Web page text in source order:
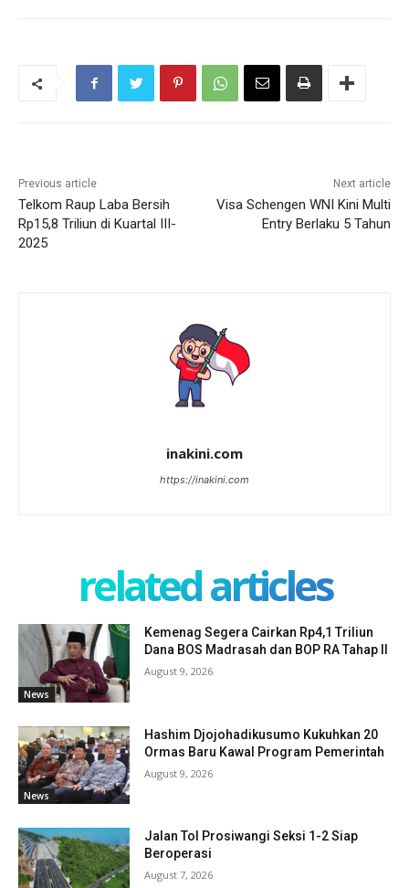
Previous article
Telkom Raup Laba Bersih
Rp15,8 Triliun di Kuartal III-
2025
Next article
Visa Schengen WNI Kini Multi
Entry Berlaku 5 Tahun
inakini.com
https://inakini.com
related articles
News
Kemenag Segera Cairkan Rp4,1 Triliun
Dana BOS Madrasah dan BOP RA Tahap II
August 9, 2026
News
Hashim Djojohadikusumo Kukuhkan 20
Ormas Baru Kawal Program Pemerintah
August 9, 2026
Jalan Tol Prosiwangi Seksi 1-2 Siap
Beroperasi
August 7, 2026